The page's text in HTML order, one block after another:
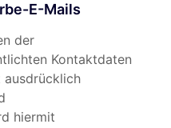
E-Mails
der
Kontaktdaten
ausdrücklich
hiermit